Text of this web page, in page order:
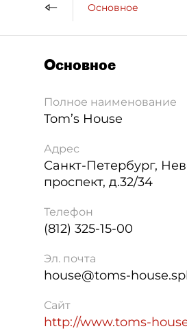
Основное
Основное
Полное наименование
Tom’s House
Адрес
Санкт-Петербург,
проспект, д.32/34
Телефон
(812) 325-15-00
Эл. почта
house@toms-
Сайт
http://www.toms-